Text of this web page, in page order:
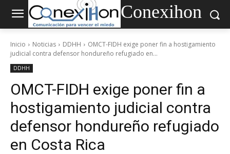
Conexihon
Inicio Noticias DDHH
OMCT-FIDH exige poner fin a hostigamiento
judicial contra defensor hondureño refugiado en...
DDHH
OMCT-FIDH exige poner fin a
hostigamiento judicial contra
defensor hondureño refugiado
en Costa Rica